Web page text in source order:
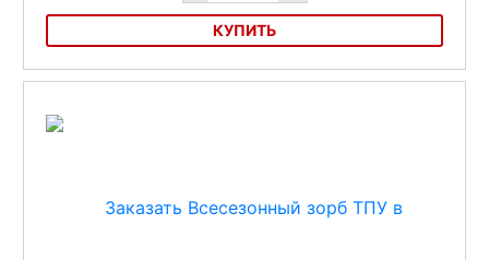
КУПИТЬ
Зорб всесезонный